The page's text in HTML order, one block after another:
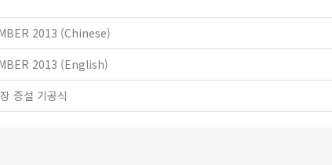
2013 (Chinese)
2013 (English)
증설 기공식